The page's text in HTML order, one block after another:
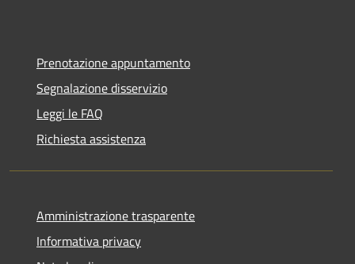
Prenotazione appuntamento
Segnalazione disservizio
Leggi le FAQ
Richiesta assistenza
Amministrazione trasparente
Informativa privacy